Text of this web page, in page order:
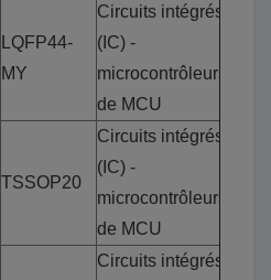
LQFP44-
MY
Circuits intégrés
(IC) -
microcontrôleurs
de MCU
TSSOP20
Circuits intégrés
(IC) -
microcontrôleurs
de MCU
Circuits intégrés